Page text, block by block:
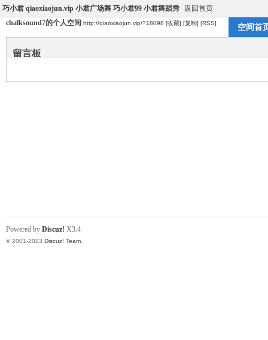
巧小君 qiaoxiaojun.vip 小君广场舞 巧小君99 小君舞蹈秀 返回首页
chalksound7的个人空间 http://qiaoxiaojun.vip/?18098 [收藏] [复制] [RSS] 空间首
留言板
Powered by Discuz! X3.4
© 2001-2023 Discuz! Team